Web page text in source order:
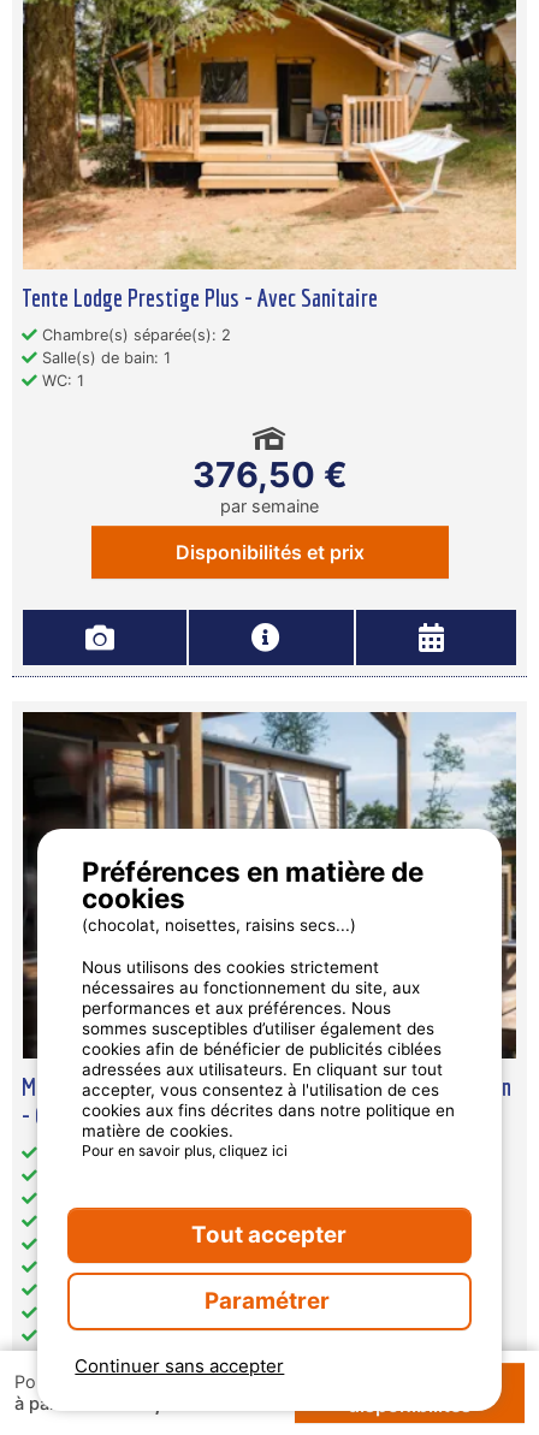
Pour 1 semaine
à partir de
disponibilités
Tente Lodge Prestige Plus - Avec Sanitaire
Chambre(s) séparée(s): 2
Salle(s) de bain: 1
WC: 1
376,50 €
par semaine
Disponibilités et prix
Mobil-Home Sunelia Luxe 40M² 3 Chambres 2 Salles De Bain
- Climatisé
Superficie totale (en m²): 40
Chambre(s) séparée(s): 3
Lave vaisselle: 1
Chauffage
Climatisation
Continuer sans accepter
Préférences en matière de
cookies
(chocolat, noisettes, raisins secs...)
Nous utilisons des cookies strictement
nécessaires au fonctionnement du site, aux
performances et aux préférences. Nous
sommes susceptibles d’utiliser également des
cookies afin de bénéficier de publicités ciblées
adressées aux utilisateurs. En cliquant sur tout
accepter, vous consentez à l'utilisation de ces
cookies aux fins décrites dans notre politique en
matière de cookies.
Pour en savoir plus, cliquez ici
Tout accepter
Paramétrer